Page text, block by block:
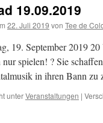
19.09.2019
22. Juli 2019 von Tee de
19. September 2019
spielen! ? Sie
in ihren Bann
unterVeranstaltungen |